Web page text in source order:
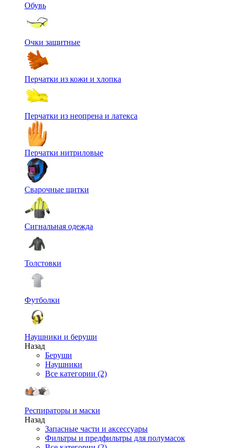
Обувь
Очки защитные
Перчатки из кожи и хлопка
Перчатки из неопрена и латекса
Перчатки нитриловые
Сварочные щитки
Сигнальная одежда
Толстовки
Футболки
Наушники и беруши
Назад
Беруши
Наушники
Все категории (2)
Респираторы и маски
Назад
Запасные части и аксессуары
Фильтры и предфильтры для полумасок